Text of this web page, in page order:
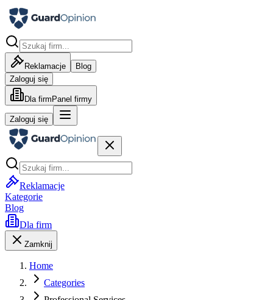
Reklamacje
Blog
Zaloguj się
Dla firm Panel firmy
Zaloguj się
Reklamacje
Kategorie
Blog
Dla firm
Zamknij
Home
Categories